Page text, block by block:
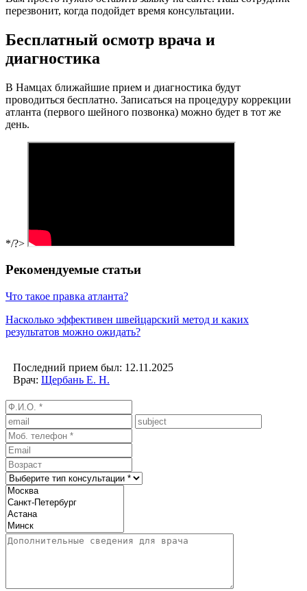
перезвонит, когда подойдет время консультации.
Бесплатный осмотр врача и
диагностика
В Намцах ближайшие прием и диагностика будут
проводиться бесплатно. Записаться на процедуру коррекции
атланта (первого шейного позвонка) можно будет в тот же
день.
*/?>
Рекомендуемые статьи
Что такое правка атланта?
Насколько эффективен швейцарский метод и каких
результатов можно ожидать?
Последний прием был: 12.11.2025
Врач: Щербань Е. Н.